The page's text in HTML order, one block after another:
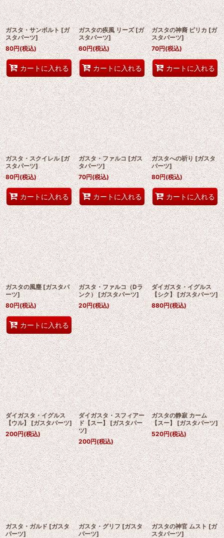
ガスタ・サンボルト [ガ
スタパーツ]
80円(税込)
カートに入れる
ガスタの疾風 リーズ [ガ
スタパーツ]
60円(税込)
カートに入れる
ガスタの神裔 ピリカ [ガ
スタパーツ]
70円(税込)
カートに入れる
ガスタ・スクイレル [ガ
スタパーツ]
80円(税込)
カートに入れる
ガスタ・ファルコ [ガス
タパーツ]
70円(税込)
カートに入れる
ガスタへの祈り [ガスタ
パーツ]
80円(税込)
カートに入れる
ガスタの風塵 [ガスタパ
ーツ]
80円(税込)
カートに入れる
ガスタ・ファルコ（Dラ
ンク） [ガスタパーツ]
20円(税込)
ダイガスタ・イグルス
【シク】 [ガスタパーツ]
880円(税込)
ダイガスタ・イグルス
【ウル】 [ガスタパーツ]
200円(税込)
ダイガスタ・スフィアー
ド【スー】 [ガスタパー
ツ]
200円(税込)
ガスタの静寂 カーム
【スー】 [ガスタパーツ]
520円(税込)
ガスタ・ガルド [ガスタ
パーツ]
ガスタ・グリフ [ガスタ
パーツ]
ガスタの神官 ムスト [ガ
スタパーツ]